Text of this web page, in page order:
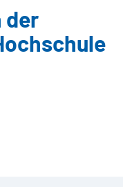
der